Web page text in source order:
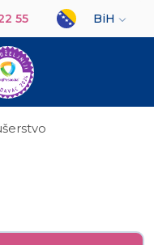
55
Select your
BiH